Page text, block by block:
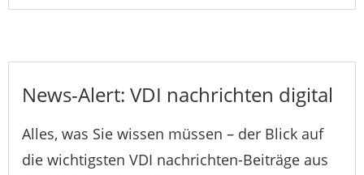
News-Alert: VDI nachrichten digital
Alles, was Sie wissen müssen – der Blick auf
die wichtigsten VDI nachrichten-Beiträge aus